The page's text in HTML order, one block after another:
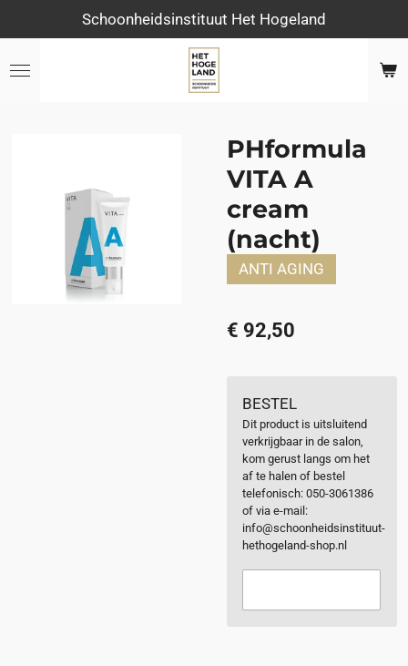
direct
naar
Schoonheidsinstituut Het Hogeland
PHformula
VITA A
cream
(nacht)
ANTI AGING
€ 92,50
BESTEL
Dit product is uitsluitend
verkrijgbaar in de salon,
kom gerust langs om het
af te halen of bestel
telefonisch: 050-3061386
of via e-mail:
info@schoonheidsinstituut-
hethogeland-shop.nl